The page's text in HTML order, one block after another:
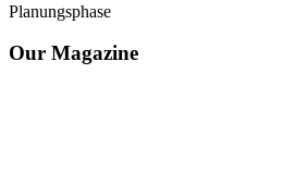
Planungsphase
Our Magazine